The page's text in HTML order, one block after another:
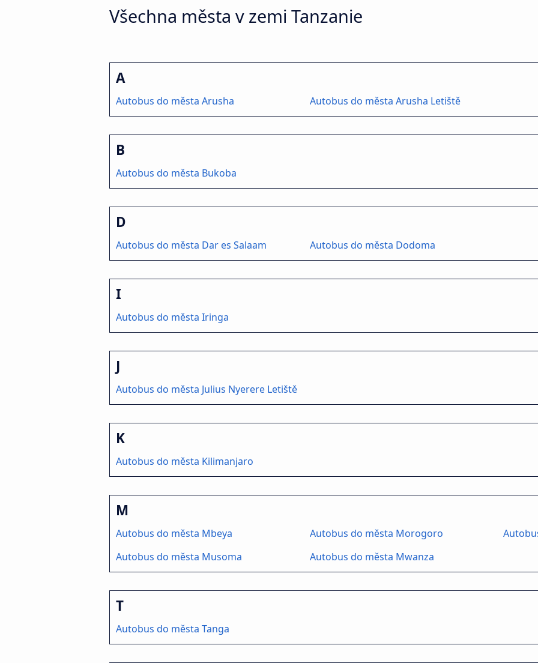
Všechna města v zemi Tanzanie
A
Autobus do města Arusha Autobus do města Arusha Letiště
B
Autobus do města Bukoba
D
Autobus do města Dar es Salaam Autobus do města Dodoma
I
Autobus do města Iringa
J
Autobus do města Julius Nyerere Letiště
K
Autobus do města Kilimanjaro
M
Autobus do města Mbeya Autobus do města Morogoro
Autobus do města Musoma
Autobus do města Mwanza
T
Autobus do města Tanga